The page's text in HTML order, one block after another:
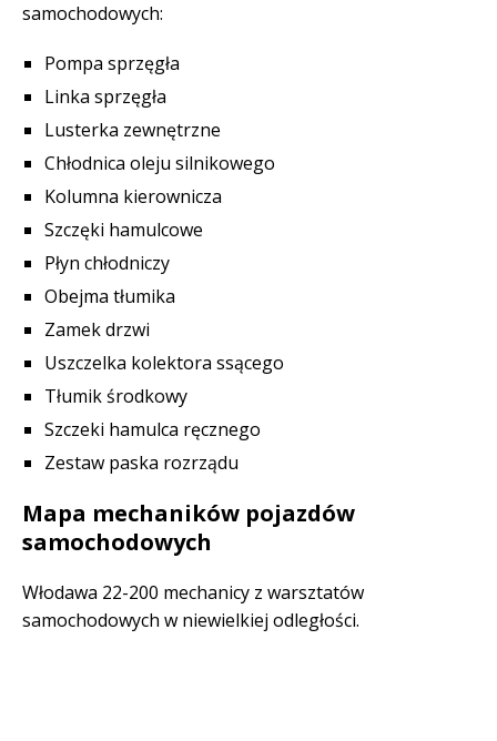
samochodowych:
Pompa sprzęgła
Linka sprzęgła
Lusterka zewnętrzne
Chłodnica oleju silnikowego
Kolumna kierownicza
Szczęki hamulcowe
Płyn chłodniczy
Obejma tłumika
Zamek drzwi
Uszczelka kolektora ssącego
Tłumik środkowy
Szczeki hamulca ręcznego
Zestaw paska rozrządu
Mapa mechaników pojazdów
samochodowych
Włodawa 22-200 mechanicy z warsztatów
samochodowych w niewielkiej odległości.